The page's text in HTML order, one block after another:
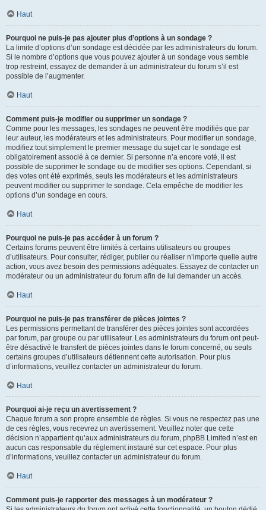
Haut
Pourquoi ne puis-je pas ajouter plus d’options à un sondage ?
La limite d’options d’un sondage est décidée par les administrateurs du forum.
Si le nombre d’options que vous pouvez ajouter à un sondage vous semble
trop restreint, essayez de demander à un administrateur du forum s’il est
possible de l’augmenter.
Haut
Comment puis-je modifier ou supprimer un sondage ?
Comme pour les messages, les sondages ne peuvent être modifiés que par
leur auteur, les modérateurs et les administrateurs. Pour modifier un sondage,
modifiez tout simplement le premier message du sujet car le sondage est
obligatoirement associé à ce dernier. Si personne n’a encore voté, il est
possible de supprimer le sondage ou de modifier ses options. Cependant, si
des votes ont été exprimés, seuls les modérateurs et les administrateurs
peuvent modifier ou supprimer le sondage. Cela empêche de modifier les
options d’un sondage en cours.
Haut
Pourquoi ne puis-je pas accéder à un forum ?
Certains forums peuvent être limités à certains utilisateurs ou groupes
d’utilisateurs. Pour consulter, rédiger, publier ou réaliser n’importe quelle autre
action, vous avez besoin des permissions adéquates. Essayez de contacter un
modérateur ou un administrateur du forum afin de lui demander un accès.
Haut
Pourquoi ne puis-je pas transférer de pièces jointes ?
Les permissions permettant de transférer des pièces jointes sont accordées
par forum, par groupe ou par utilisateur. Les administrateurs du forum ont peut-
être désactivé le transfert de pièces jointes dans le forum concerné, ou seuls
certains groupes d’utilisateurs détiennent cette autorisation. Pour plus
d’informations, veuillez contacter un administrateur du forum.
Haut
Pourquoi ai-je reçu un avertissement ?
Chaque forum a son propre ensemble de règles. Si vous ne respectez pas une
de ces règles, vous recevrez un avertissement. Veuillez noter que cette
décision n’appartient qu’aux administrateurs du forum, phpBB Limited n’est en
aucun cas responsable du règlement instauré sur cet espace. Pour plus
d’informations, veuillez contacter un administrateur du forum.
Haut
Comment puis-je rapporter des messages à un modérateur ?